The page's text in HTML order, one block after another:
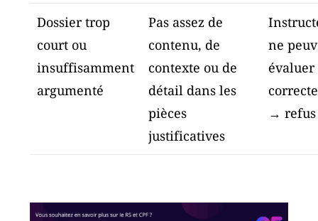
Dossier trop
court ou
insuffisamment
argumenté
Pas assez de
contenu, de
contexte ou de
détail dans les
pièces
justificatives
ne
évaluer
→ refus